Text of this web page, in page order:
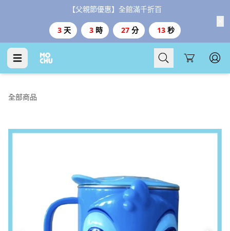
【父親節優惠】全館滿千折百
3 天 3 時 27 分 13 秒
Cart
全部商品